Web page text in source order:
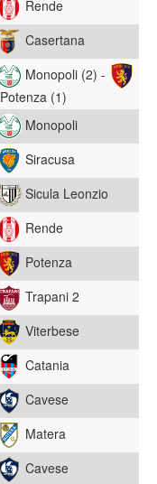
Rende
Casertana
Monopoli (2) -
Potenza (1)
Monopoli
Siracusa
Sicula Leonzio
Rende
Potenza
Trapani 2
Viterbese
Catania
Cavese
Matera
Cavese